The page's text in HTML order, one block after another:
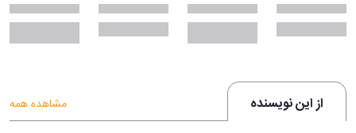
از این نویسنده مشاهده همه